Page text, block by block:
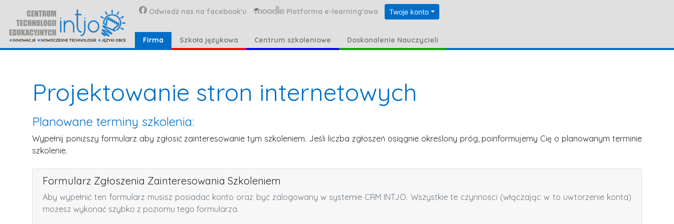
Firma Szkoła językowa Centrum szkoleniowe Doskonalenie Nauczycieli
Odwiedź nas na facebook'u Platforma e-learning'owa Twoje konto
Projektowanie stron internetowych
Planowane terminy szkolenia:
Wypełnij poniższy formularz aby zgłosić zainteresowanie tym szkoleniem. Jeśli liczba zgłoszeń osiągnie określony próg, poinformujemy Cię o planowanym terminie
szkolenie.
Formularz Zgłoszenia Zainteresowania Szkoleniem
Aby wypełnić ten formularz musisz posiadać konto oraz być zalogowany w systemie CRM INTJO. Wszystkie te czynności (włączając w to uwtorzenie konta)
możesz wykonać szybko z poziomu tego formularza.